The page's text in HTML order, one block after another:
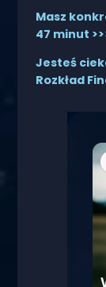
Masz
47 minut
Jesteś
Rozkład